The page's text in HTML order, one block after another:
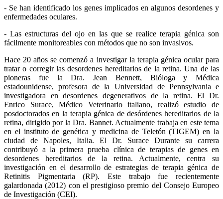
- Se han identificado los genes implicados en algunos desordenes y
enfermedades oculares.
- Las estructuras del ojo en las que se realice terapia génica son
fácilmente monitoreables con métodos que no son invasivos.
Hace 20 años se comenzó a investigar la terapia génica ocular para
tratar o corregir las desordenes hereditarios de la retina. Una de las
pioneras fue la Dra. Jean Bennett, Bióloga y Médica
estadounidense, profesora de la Universidad de Pennsylvania e
investigadora en desordenes degenerativos de la retina. El Dr.
Enrico Surace, Médico Veterinario italiano, realizó estudio de
posdoctorados en la terapia génica de desórdenes hereditarios de la
retina, dirigido por la Dra. Bannet. Actualmente trabaja en este tema
en el instituto de genética y medicina de Teletón (TIGEM) en la
ciudad de Napoles, Italia. El Dr. Surace Durante su carrera
contribuyó a la primera prueba clínica de terapias de genes en
desordenes hereditarios de la retina. Actualmente, centra su
investigación en el desarrollo de estrategias de terapia génica de
Retinitis Pigmentaria (RP). Este trabajo fue recientemente
galardonada (2012) con el prestigioso premio del Consejo Europeo
de Investigación (CEI).